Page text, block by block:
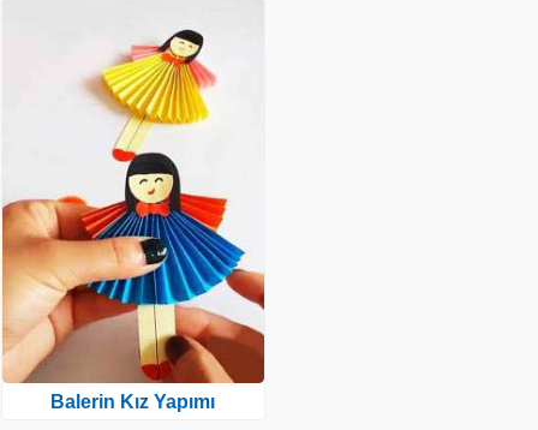
Balerin Kız Yapımı